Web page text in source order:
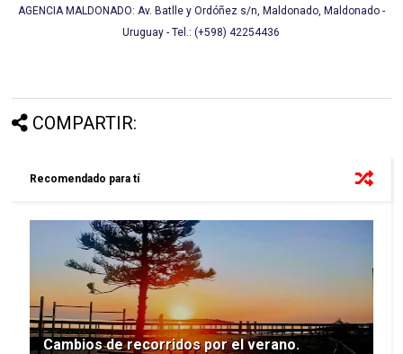
AGENCIA MALDONADO: Av. Batlle y Ordóñez s/n, Maldonado, Maldonado -
Uruguay - Tel.: (+598) 42254436
COMPARTIR:
Recomendado para tí
Cambios de recorridos por el verano.